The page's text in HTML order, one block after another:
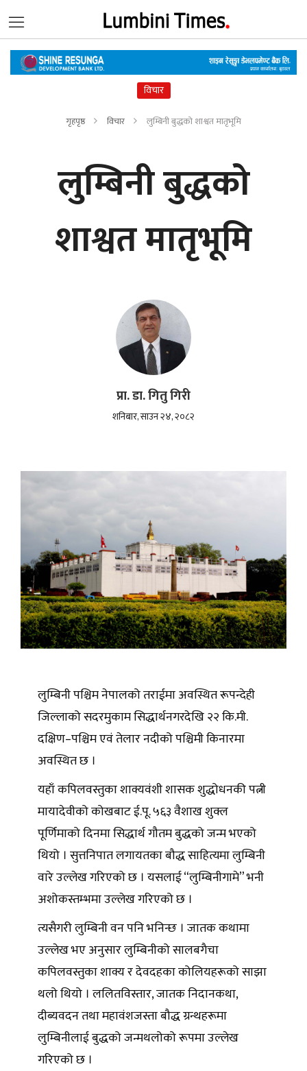
विचार
गृहपृष्ठ विचार लुम्बिनी बुद्धको शाश्वत मातृभूमि
लुम्बिनी बुद्धको
शाश्वत मातृभूमि
प्रा. डा. गितु गिरी
शनिबार, साउन २४, २०८२
लुम्बिनी पश्चिम नेपालको तराईमा अवस्थित रूपन्देही
जिल्लाको सदरमुकाम सिद्धार्थनगरदेखि २२ कि.मी.
दक्षिण–पश्चिम एवं तेलार नदीको पश्चिमी किनारमा
अवस्थित छ ।
यहाँ कपिलवस्तुका शाक्यवंशी शासक शुद्धोधनकी पत्नी
मायादेवीको कोखबाट ई.पू. ५६३ वैशाख शुक्ल
पूर्णिमाको दिनमा सिद्धार्थ गौतम बुद्धको जन्म भएको
थियो । सुत्तनिपात लगायतका बौद्ध साहित्यमा लुम्बिनी
वारे उल्लेख गरिएको छ । यसलाई “लुम्बिनीगामे” भनी
अशोकस्तम्भमा उल्लेख गरिएको छ ।
त्यसैगरी लुम्बिनी वन पनि भनिन्छ । जातक कथामा
उल्लेख भए अनुसार लुम्बिनीको सालबगैचा
कपिलवस्तुका शाक्य र देवदहका कोलियहरूको साझा
थलो थियो । ललितविस्तार, जातक निदानकथा,
दीब्यवदन तथा महावंशजस्ता बौद्ध ग्रन्थहरूमा
लुम्बिनीलाई बुद्धको जन्मथलोको रूपमा उल्लेख
गरिएको छ ।